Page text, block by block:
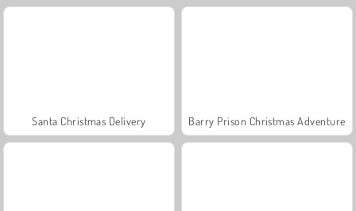
Santa Christmas Delivery Barry Prison Christmas Adventure